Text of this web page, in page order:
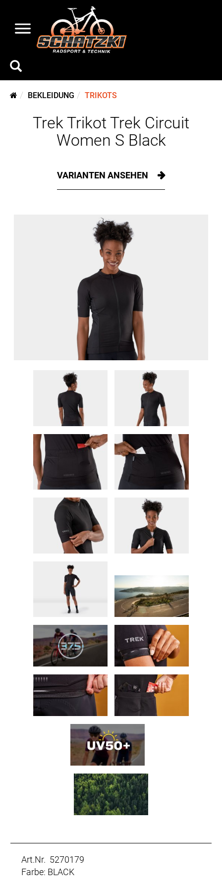
BEKLEIDUNG TRIKOTS
Trek Trikot Trek Circuit
Women S Black
VARIANTEN ANSEHEN
Art.Nr. 5270179
Farbe: BLACK